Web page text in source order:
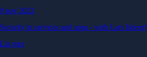
9 nov 2023
Security in services and apps - with Lars Isberg!
Läs mer